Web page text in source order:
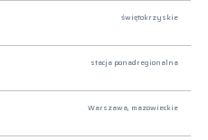
świętokrzyskie
stacja ponadregionalna
Warszawa, mazowieckie